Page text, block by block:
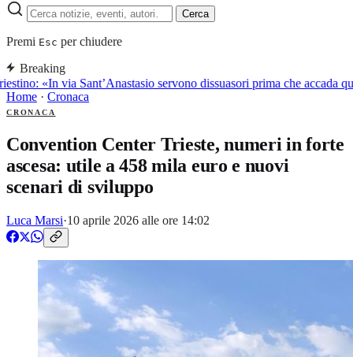
Cerca
Premi Esc per chiudere
Breaking
«In via Sant’Anastasio servono dissuasori prima che accada
Home · Cronaca
CRONACA
Convention Center Trieste, numeri in forte
ascesa: utile a 458 mila euro e nuovi
scenari di sviluppo
Luca Marsi·10 aprile 2026 alle ore 14:02